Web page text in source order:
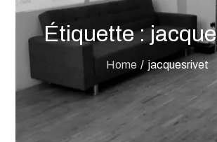
Étiquette :
Home jacquesrivet